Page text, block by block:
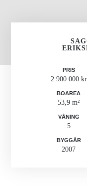
PRIS
2 900 000 kr
BOAREA
53,9 m²
VÅNING
5
BYGGÅR
2007